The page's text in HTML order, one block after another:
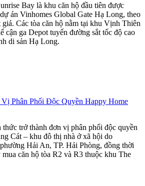
Bay là khu căn hộ đầu tiên được
án Vinhomes Global Gate Hạ Long, theo
Các tòa căn hộ nằm tại khu Vịnh Thiên
cận ga Depot tuyến đường sắt tốc độ cao
di sản Hạ Long.
Phân Phối Độc Quyền Happy Home
trở thành đơn vị phân phối độc quyền
Cát – khu đô thị nhà ở xã hội do
Hải An, TP. Hải Phòng, đồng thời
căn hộ tòa R2 và R3 thuộc khu The